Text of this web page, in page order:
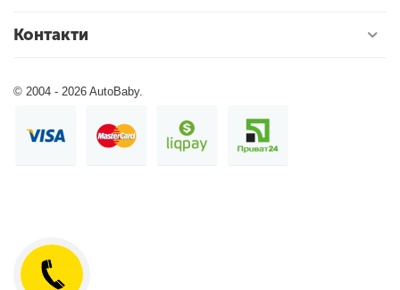
Контакти
© 2004 - 2026 AutoBaby.